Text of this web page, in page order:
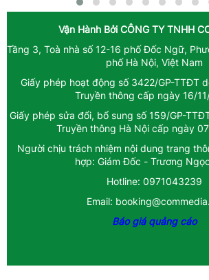
Vận Hành Bởi CÔNG TY TNHH
Tầng 3, Toà nhà số 12-16 phố Đốc Ngữ,
phố Hà Nội, Việt Nam
Giấy phép hoạt động số 3422/GP-TTĐT
Truyền thông cấp ngày 16/
Giấy phép sửa đổi, bổ sung số 159/GP-
Truyền thông Hà Nội cấp ngày
Người chịu trách nhiệm nội dung trang
hợp: Giám Đốc - Trương
Hotline: 0971043239
Email:
Báo giá quảng cáo